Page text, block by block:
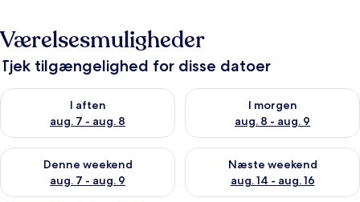
Værelsesmuligheder
Tjek tilgængelighed for disse datoer
I aften
aug. 7 - aug. 8
Tjek tilgængelighed for i aften aug. 7 - aug. 8
I morgen
aug. 8 - aug. 9
Tjek tilgængelighed for i
Denne weekend
aug. 7 - aug. 9
Tjek tilgængelighed for denne weekend aug. 7 - aug. 9
Næste weekend
aug. 14 - aug. 16
Tjek tilgængelighed for næste